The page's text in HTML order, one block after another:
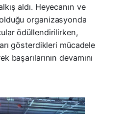
aldı. Heyecanın ve
organizasyonda
ödüllendirilirken,
gösterdikleri mücadele
başarılarının devamını